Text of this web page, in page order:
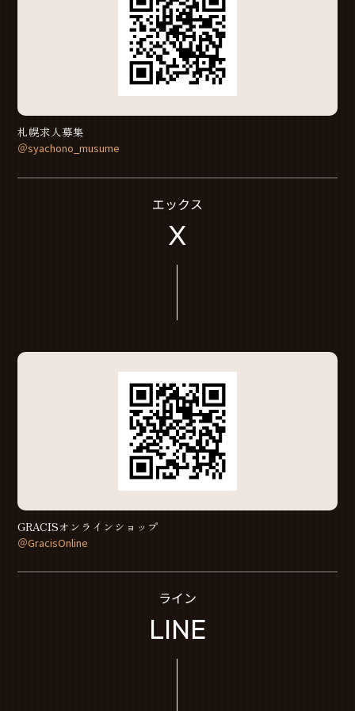
札幌求人募集
＠syachono_musume
エックス
X
GRACISオンラインショップ
＠GracisOnline
ライン
LINE